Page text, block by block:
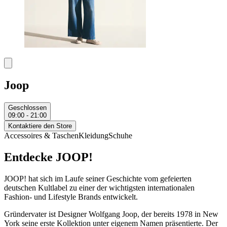
Joop
Geschlossen
09:00 - 21:00
Kontaktiere den Store
Accessoires & TaschenKleidungSchuhe
Entdecke JOOP!
JOOP! hat sich im Laufe seiner Geschichte vom gefeierten
deutschen Kultlabel zu einer der wichtigsten internationalen
Fashion- und Lifestyle Brands entwickelt.
Gründervater ist Designer Wolfgang Joop, der bereits 1978 in New
York seine erste Kollektion unter eigenem Namen präsentierte. Der